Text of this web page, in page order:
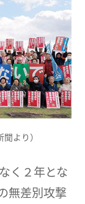
より）
く２年とな
無差別攻撃